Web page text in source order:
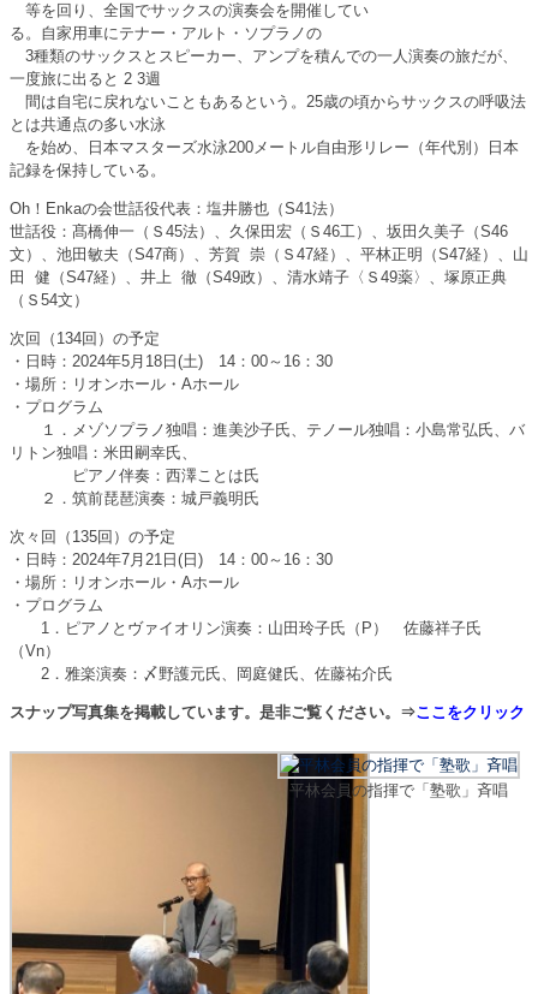
等を回り、全国でサックスの演奏会を開催してい
る。自家用車にテナー・アルト・ソプラノの
3種類のサックスとスピーカー、アンプを積んでの一人演奏の旅だが、
一度旅に出ると 2 3週
間は自宅に戻れないこともあるという。25歳の頃からサックスの呼吸法
とは共通点の多い水泳
を始め、日本マスターズ水泳200メートル自由形リレー（年代別）日本
記録を保持している。
Oh！Enkaの会世話役代表：塩井勝也（S41法）
世話役：髙橋伸一（Ｓ45法）、久保田宏（Ｓ46工）、坂田久美子（S46
文）、池田敏夫（S47商）、芳賀 崇（Ｓ47経）、平林正明（S47経）、山
田 健（S47経）、井上 徹（S49政）、清水靖子〈Ｓ49薬〉、塚原正典
（Ｓ54文）
次回（134回）の予定
・日時：2024年5月18日(土) 14：00～16：30
・場所：リオンホール・Aホール
・プログラム
１．メゾソプラノ独唱：進美沙子氏、テノール独唱：小島常弘氏、バ
リトン独唱：米田嗣幸氏、
ピアノ伴奏：西澤ことは氏
２．筑前琵琶演奏：城戸義明氏
次々回（135回）の予定
・日時：2024年7月21日(日) 14：00～16：30
・場所：リオンホール・Aホール
・プログラム
1．ピアノとヴァイオリン演奏：山田玲子氏（P） 佐藤祥子氏
（Vn）
2．雅楽演奏：〆野護元氏、岡庭健氏、佐藤祐介氏
スナップ写真集を掲載しています。是非ご覧ください。⇒ここをクリック
平林会員の指揮で「塾歌」斉唱